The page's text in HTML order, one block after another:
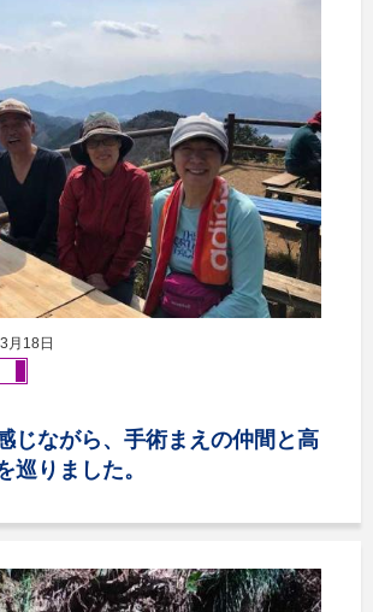
月18日
じながら、手術まえの仲間と高
巡りました。